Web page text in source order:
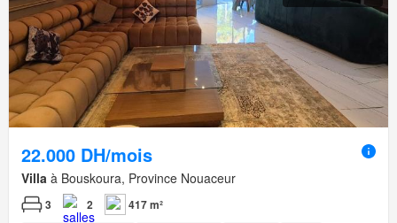
22.000 DH/mois
Villa à Bouskoura, Province Nouaceur
3 2 417 m²